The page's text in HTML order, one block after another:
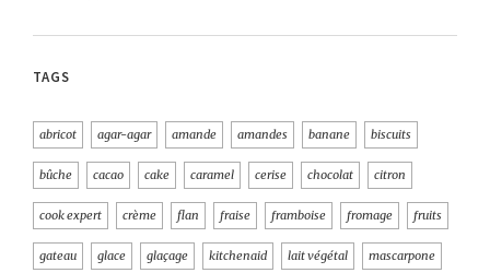
TAGS
abricot agar-agar amande amandes banane biscuits
bûche cacao cake caramel cerise chocolat citron
cook expert crème flan fraise framboise fromage fruits
gateau glace glaçage kitchenaid lait végétal mascarpone